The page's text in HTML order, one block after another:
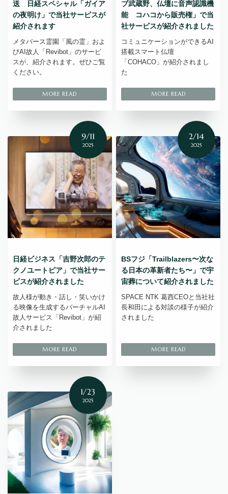
送 日経スペシャル「ガイア
の夜明け」で当社サービスが
紹介されます
メタバース霊園「風の霊」およ
びAI故人「Revibot」のサービ
スが、紹介されます。ぜひご覧
ください。
ブ武蔵野、仏壇に音声認識機
能 コハコから販売権」で当
社サービスが紹介されました
コミュニケーションができるAI
搭載スマート仏壇
「COHACO」が紹介されまし
た
9/11
2025
日経ビジネス「吉野次郎のテ
クノユートピア」で当社サー
ビスが紹介されました
故人様が動き・話し・笑いかけ
る映像を生成するバーチャルAI
故人サービス「Revibot」が紹
介されました
2/14
2025
BSフジ「Trailblazers〜次な
る日本の革新者たち〜」で宇
宙葬について紹介されました
SPACE NTK 葛西CEOと当社社
長和田による対談の様子が紹介
されました
1/23
2025